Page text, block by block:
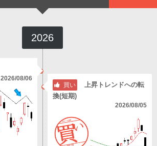
2026
2026/08/06
買い
上昇トレンドへの転
換(短期)
2026/08/05